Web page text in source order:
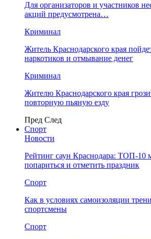
Для организаторов и участников
акций предусмотрена…
Криминал
Житель Краснодарского края
наркотиков и отмывание денег
Криминал
Жителю Краснодарского края
повторную пьяную езду
Пред След
Спорт
Новости
Рейтинг саун Краснодара: ТОП-10
попариться и отметить праздник
Спорт
Как в условиях самоизоляции
спортсмены
Спорт